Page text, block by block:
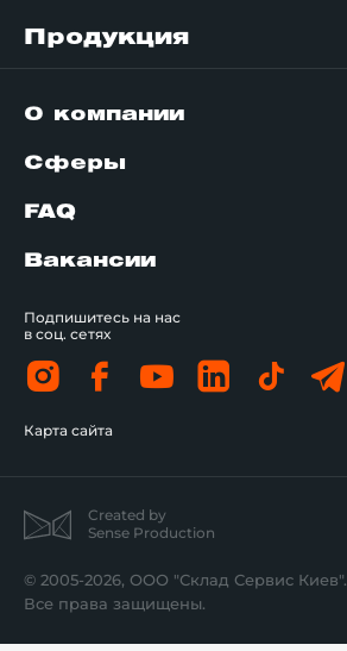
Продукция
О компании
Сферы
FAQ
Вакансии
Подпишитесь на нас
в соц. сетях
Карта сайта
Created by
Sense Production
© 2005-2026, ООО "Склад Сервис Киев".
Все права защищены.